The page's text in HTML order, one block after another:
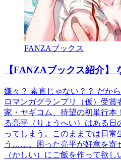
FANZAブックス
【FANZAブックス紹介】
嫌々？ 素直じゃない？？ だか
ロマンガグランプリ（仮）受
家・ヤギコム、待望の初単行本
る亮平（りょうへい）はある日
ってしまう。このままでは日常
う……。困った亮平が好意を寄
（かしい）にご飯を作って欲